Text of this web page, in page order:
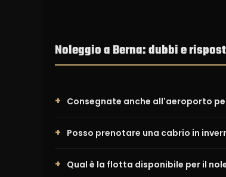
Noleggio a Berna: dubbi e
Consegnate anche all'aeroporto
Posso prenotare una cabrio in
Qual è la flotta disponibile per il